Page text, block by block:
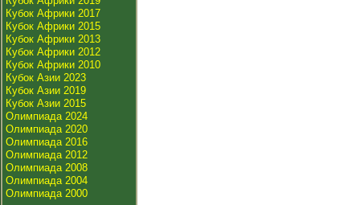
Кубок Африки 2017
Кубок Африки 2015
Кубок Африки 2013
Кубок Африки 2012
Кубок Африки 2010
Кубок Азии 2023
Кубок Азии 2019
Кубок Азии 2015
Олимпиада 2024
Олимпиада 2020
Олимпиада 2016
Олимпиада 2012
Олимпиада 2008
Олимпиада 2004
Олимпиада 2000